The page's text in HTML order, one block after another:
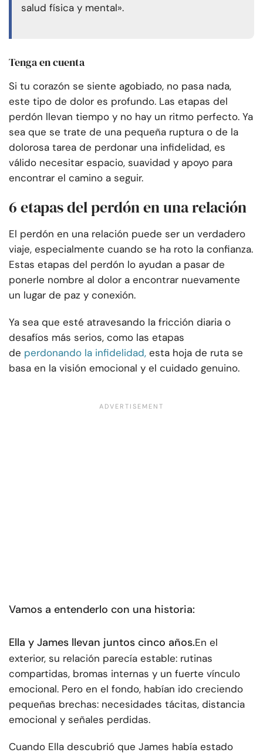
salud física y mental».
Tenga en cuenta
Si tu corazón se siente agobiado, no pasa nada,
este tipo de dolor es profundo. Las etapas del
perdón llevan tiempo y no hay un ritmo perfecto. Ya
sea que se trate de una pequeña ruptura o de la
dolorosa tarea de perdonar una infidelidad, es
válido necesitar espacio, suavidad y apoyo para
encontrar el camino a seguir.
6 etapas del perdón en una relación
El perdón en una relación puede ser un verdadero
viaje, especialmente cuando se ha roto la confianza.
Estas etapas del perdón lo ayudan a pasar de
ponerle nombre al dolor a encontrar nuevamente
un lugar de paz y conexión.
Ya sea que esté atravesando la fricción diaria o
desafíos más serios, como las etapas
de perdonando la infidelidad, esta hoja de ruta se
basa en la visión emocional y el cuidado genuino.
Vamos a entenderlo con una historia:
Ella y James llevan juntos cinco años.En el
exterior, su relación parecía estable: rutinas
compartidas, bromas internas y un fuerte vínculo
emocional. Pero en el fondo, habían ido creciendo
pequeñas brechas: necesidades tácitas, distancia
emocional y señales perdidas.
Cuando Ella descubrió que James había estado